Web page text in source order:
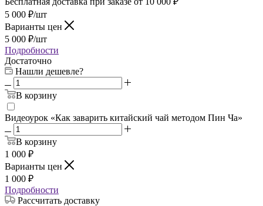
5 000 ₽/шт
Варианты цен
5 000 ₽/шт
Подробности
Достаточно
Нашли дешевле?
В корзину
Видеоурок «Как заварить китайский чай методом Пин Ча»
В корзину
1 000 ₽
Варианты цен
1 000 ₽
Подробности
Рассчитать доставку